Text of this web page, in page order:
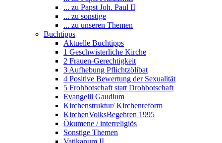
... zu Papst Joh. Paul II
... zu sonstige
... zu unseren Themen
Buchtipps
Aktuelle Buchtipps
1 Geschwisterliche Kirche
2 Frauen-Gerechtigkeit
3 Aufhebung Pflichtzölibat
4 Positive Bewertung der Sexualität
5 Frohbotschaft statt Drohbotschaft
Evangelii Gaudium
Kirchenstruktur/ Kirchenreform
KirchenVolksBegehren 1995
Ökumene / interreligiös
Sonstige Themen
Vatikanum II